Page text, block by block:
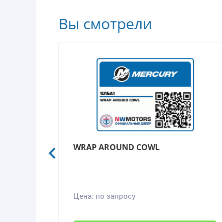
Вы смотрели
WRAP AROUND COWL
Цена: по запросу